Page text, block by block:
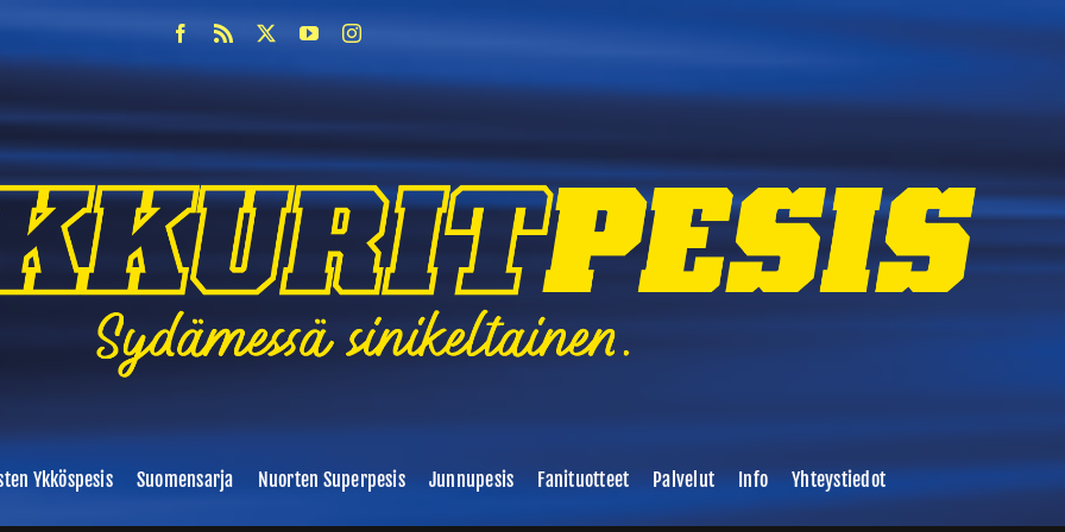
Ykköspesis Suomensarja Nuorten Superpesis Junnupesis Fanituotteet Palvelut Info Yhteystiedot